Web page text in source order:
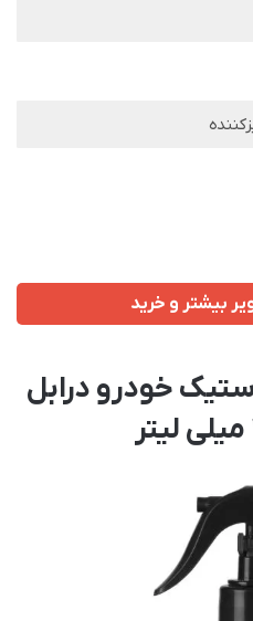
بیشتر و خرید
خودرو درابل